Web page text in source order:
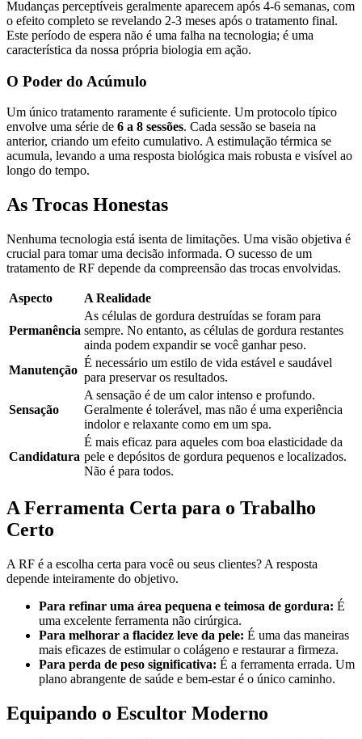
Mudanças perceptíveis geralmente aparecem após 4-6 semanas, com
o efeito completo se revelando 2-3 meses após o tratamento final.
Este período de espera não é uma falha na tecnologia; é uma
característica da nossa própria biologia em ação.
O Poder do Acúmulo
Um único tratamento raramente é suficiente. Um protocolo típico
envolve uma série de 6 a 8 sessões. Cada sessão se baseia na
anterior, criando um efeito cumulativo. A estimulação térmica se
acumula, levando a uma resposta biológica mais robusta e visível ao
longo do tempo.
As Trocas Honestas
Nenhuma tecnologia está isenta de limitações. Uma visão objetiva é
crucial para tomar uma decisão informada. O sucesso de um
tratamento de RF depende da compreensão das trocas envolvidas.
Aspecto A Realidade
Permanência
As células de gordura destruídas se foram para
sempre. No entanto, as células de gordura restantes
ainda podem expandir se você ganhar peso.
Manutenção
É necessário um estilo de vida estável e saudável
para preservar os resultados.
Sensação
A sensação é de um calor intenso e profundo.
Geralmente é tolerável, mas não é uma experiência
indolor e relaxante como em um spa.
Candidatura
É mais eficaz para aqueles com boa elasticidade da
pele e depósitos de gordura pequenos e localizados.
Não é para todos.
A Ferramenta Certa para o Trabalho
Certo
A RF é a escolha certa para você ou seus clientes? A resposta
depende inteiramente do objetivo.
Para refinar uma área pequena e teimosa de gordura: É
uma excelente ferramenta não cirúrgica.
Para melhorar a flacidez leve da pele: É uma das maneiras
mais eficazes de estimular o colágeno e restaurar a firmeza.
Para perda de peso significativa: É a ferramenta errada. Um
plano abrangente de saúde e bem-estar é o único caminho.
Equipando o Escultor Moderno